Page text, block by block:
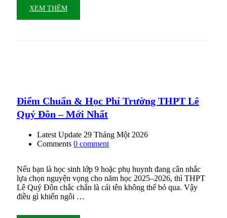
XEM THÊM
Điểm Chuẩn & Học Phí Trường THPT Lê
Quý Đôn – Mới Nhất
Latest Update 29 Tháng Một 2026
Comments 0 comment
Nếu bạn là học sinh lớp 9 hoặc phụ huynh đang cân nhắc
lựa chọn nguyện vọng cho năm học 2025–2026, thì THPT
Lê Quý Đôn chắc chắn là cái tên không thể bỏ qua. Vậy
điều gì khiến ngôi …